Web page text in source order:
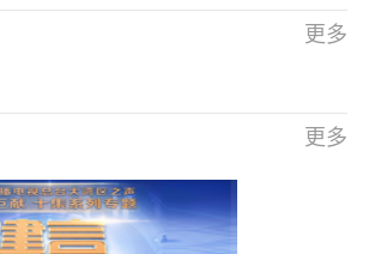
更多
更多